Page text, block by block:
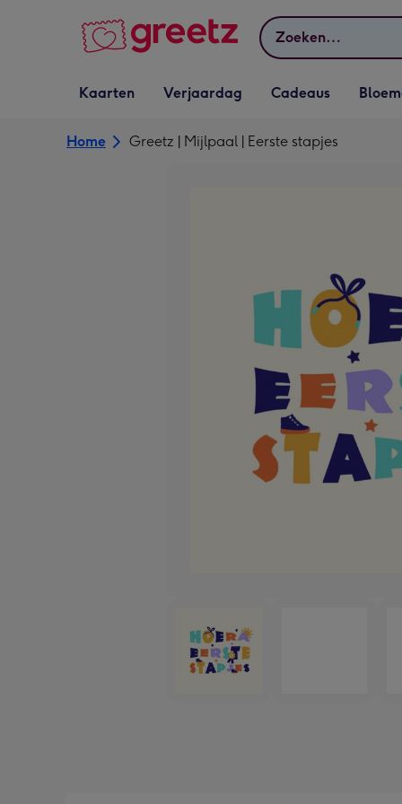
Zoeken
Vervolgkeuzelijst
Kaarten openen
Kaarten
Vervolgkeuzelijst
Verjaardag openen
Verjaardag
Vervolgkeuzelijst
Cadeaus openen
Cadeaus
Bloemen
Home Greetz | Mijlpaal | Eerste stapjes